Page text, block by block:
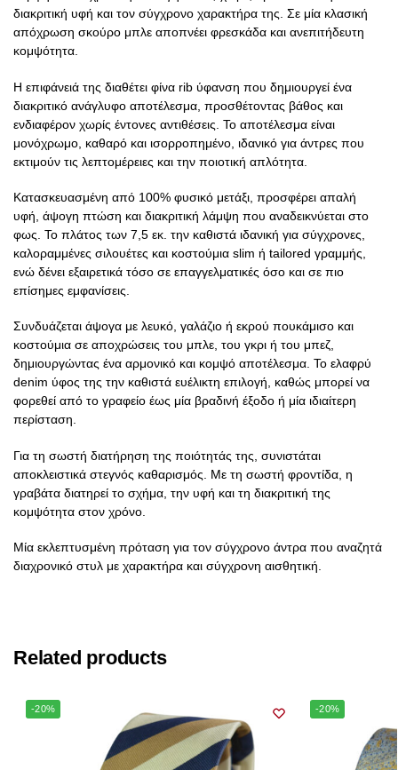
διακριτική υφή και τον σύγχρονο χαρακτήρα της. Σε μία κλασική
απόχρωση σκούρο μπλε αποπνέει φρεσκάδα και ανεπιτήδευτη
κομψότητα.
Η επιφάνειά της διαθέτει φίνα rib ύφανση που δημιουργεί ένα
διακριτικό ανάγλυφο αποτέλεσμα, προσθέτοντας βάθος και
ενδιαφέρον χωρίς έντονες αντιθέσεις. Το αποτέλεσμα είναι
μονόχρωμο, καθαρό και ισορροπημένο, ιδανικό για άντρες που
εκτιμούν τις λεπτομέρειες και την ποιοτική απλότητα.
Κατασκευασμένη από 100% φυσικό μετάξι, προσφέρει απαλή
υφή, άψογη πτώση και διακριτική λάμψη που αναδεικνύεται στο
φως. Το πλάτος των 7,5 εκ. την καθιστά ιδανική για σύγχρονες,
καλοραμμένες σιλουέτες και κοστούμια slim ή tailored γραμμής,
ενώ δένει εξαιρετικά τόσο σε επαγγελματικές όσο και σε πιο
επίσημες εμφανίσεις.
Συνδυάζεται άψογα με λευκό, γαλάζιο ή εκρού πουκάμισο και
κοστούμια σε αποχρώσεις του μπλε, του γκρι ή του μπεζ,
δημιουργώντας ένα αρμονικό και κομψό αποτέλεσμα. Το ελαφρύ
denim ύφος της την καθιστά ευέλικτη επιλογή, καθώς μπορεί να
φορεθεί από το γραφείο έως μία βραδινή έξοδο ή μία ιδιαίτερη
περίσταση.
Για τη σωστή διατήρηση της ποιότητάς της, συνιστάται
αποκλειστικά στεγνός καθαρισμός. Με τη σωστή φροντίδα, η
γραβάτα διατηρεί το σχήμα, την υφή και τη διακριτική της
κομψότητα στον χρόνο.
Μία εκλεπτυσμένη πρόταση για τον σύγχρονο άντρα που αναζητά
διαχρονικό στυλ με χαρακτήρα και σύγχρονη αισθητική.
Related products
-20% -20%